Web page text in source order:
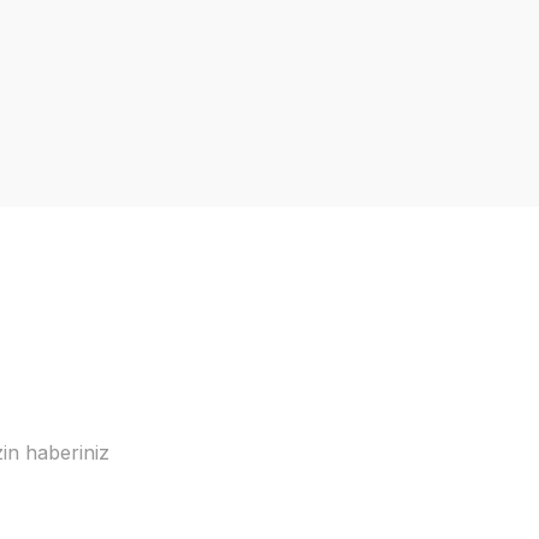
haberiniz